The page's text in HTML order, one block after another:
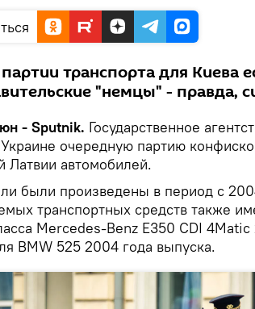
транспорта для Киева
"немцы" - правда,
- Sputnik. Государственное
очередную партию
Латвии автомобилей.
были произведены в период с
транспортных средств также
Mercedes-Benz E350 CDI 4Matic
BMW 525 2004 года выпуска.